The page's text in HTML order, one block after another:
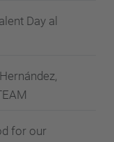
Day al
for our